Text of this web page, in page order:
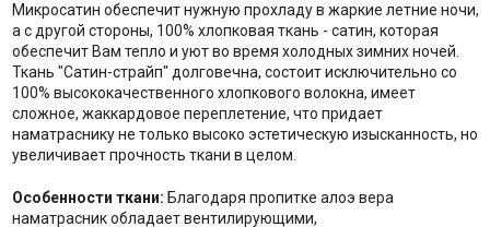
Микросатин обеспечит нужную прохладу в жаркие летние ночи,
а с другой стороны, 100% хлопковая ткань - сатин, которая
обеспечит Вам тепло и уют во время холодных зимних ночей.
Ткань "Сатин-страйп" долговечна, состоит исключительно со
100% высококачественного хлопкового волокна, имеет
сложное, жаккардовое переплетение, что придает
наматраснику не только высоко эстетическую изысканность, но
увеличивает прочность ткани в целом.
Особенности ткани: Благодаря пропитке алоэ вера
наматрасник обладает вентилирующими,